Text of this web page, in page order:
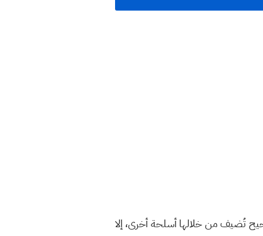
تُضيف من خلالها أسلحة أخرى، إلا